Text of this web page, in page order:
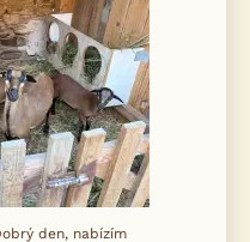
den, nabízím